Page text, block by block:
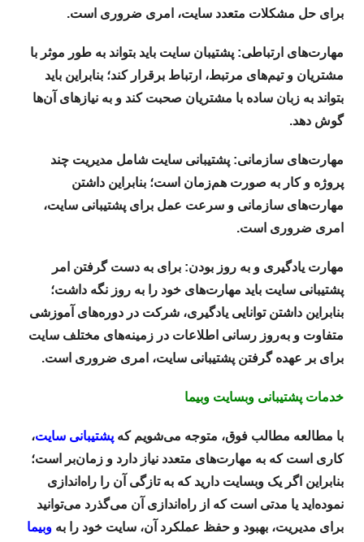
برای حل مشکلات متعدد سایت، امری ضروری است.
مهارت‌های ارتباطی: پشتیبان سایت باید بتواند به طور موثر با
مشتریان و تیم‌های مرتبط، ارتباط برقرار کند؛ بنابراین باید
بتواند به زبان ساده با مشتریان صحبت کند و به نیازهای آن‌ها
گوش دهد.
مهارت‌های سازمانی: پشتیبانی سایت شامل مدیریت چند
پروژه و کار به صورت هم‌زمان است؛ بنابراین داشتن
مهارت‌های سازمانی و سرعت عمل برای پشتیبانی سایت،
امری ضروری است.
مهارت یادگیری و به روز بودن: برای به دست گرفتن امر
پشتیبانی سایت باید مهارت‌های خود را به روز نگه داشت؛
بنابراین داشتن توانایی یادگیری، شرکت در دوره‌های آموزشی
متفاوت و به‌روز رسانی اطلاعات در زمینه‌های مختلف سایت
برای بر عهده گرفتن پشتیبانی سایت، امری ضروری است.
خدمات پشتیبانی وبسایت وبیما
با مطالعه مطالب فوق، متوجه می‌شویم که پشتیبانی سایت،
کاری است که به مهارت‌های متعدد نیاز دارد و زمان‌بر است؛
بنابراین اگر یک وبسایت دارید که به تازگی آن را راه‌اندازی
نموده‌اید یا مدتی است که از راه‌اندازی آن می‌گذرد می‌توانید
برای مدیریت، بهبود و حفظ عملکرد آن، سایت خود را به وبیما